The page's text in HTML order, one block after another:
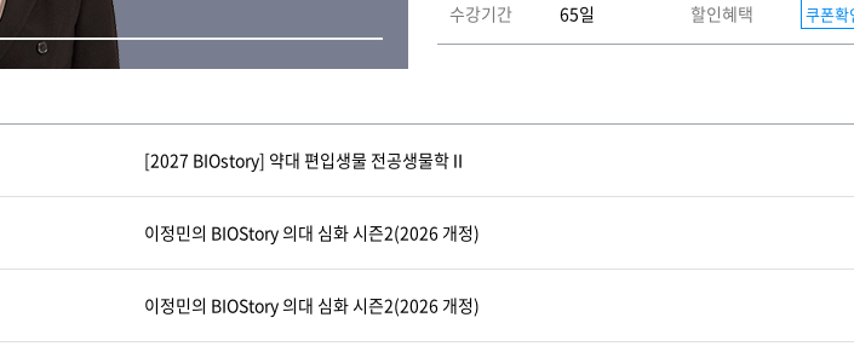
수강기간 65일 할인혜택 쿠폰확
[2027 BIOstory] 약대 편입생물 전공생물학Ⅱ
이정민의 BIOStory 의대 심화 시즌2(2026 개정)
이정민의 BIOStory 의대 심화 시즌2(2026 개정)